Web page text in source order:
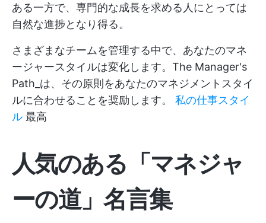
ある一方で、専門的な成長を求める人にとっては
自然な進捗となり得る。
さまざまなチームを管理する中で、あなたのマネ
ージャースタイルは変化します。The Manager's
Path_は、その原則をあなたのマネジメントスタイ
ルに合わせることを奨励します。 私の仕事スタイ
ル 最高
人気のある「マネジャ
ーの道」名言集